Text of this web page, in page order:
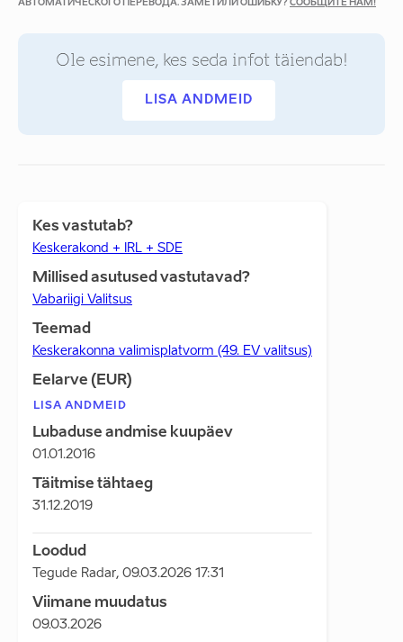
АВТОМАТИЧЕСКОГО ПЕРЕВОДА. ЗАМЕТИЛИ ОШИБКУ? СООБЩИТЕ НАМ!
Ole esimene, kes seda infot täiendab!
LISA ANDMEID
Kes vastutab?
Keskerakond + IRL + SDE
Millised asutused vastutavad?
Vabariigi Valitsus
Teemad
Keskerakonna valimisplatvorm (49. EV valitsus)
Eelarve (EUR)
LISA ANDMEID
Lubaduse andmise kuupäev
01.01.2016
Täitmise tähtaeg
31.12.2019
Loodud
Tegude Radar, 09.03.2026 17:31
Viimane muudatus
09.03.2026